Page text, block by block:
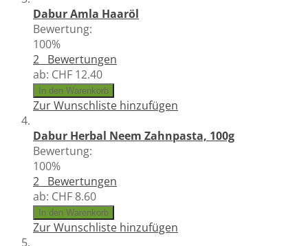
Dabur Amla Haaröl
Bewertung:
100%
2 Bewertungen
ab: CHF 12.40
In den Warenkorb
Zur Wunschliste hinzufügen
Dabur Herbal Neem Zahnpasta, 100g
Bewertung:
100%
2 Bewertungen
ab: CHF 8.60
In den Warenkorb
Zur Wunschliste hinzufügen